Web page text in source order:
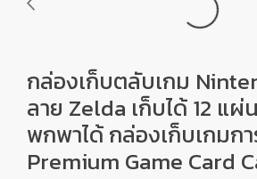
กล่องเก็บตลับเกม
ลาย Zelda เก็บได้ 12 แ
พกพาได้ กล่องเก็บเกมก
Premium Game Card